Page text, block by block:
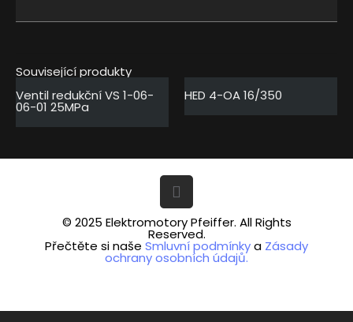
Související produkty
Ventil redukční VS 1-06-
06-01 25MPa
HED 4-OA 16/350
© 2025 Elektromotory Pfeiffer. All Rights
Reserved.
Přečtěte si naše Smluvní podmínkya Zásady
ochrany osobních údajů.